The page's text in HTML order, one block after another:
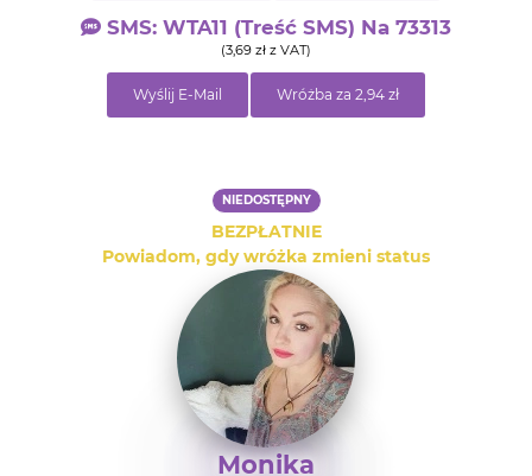
SMS: WTA11 (treść SMS) Na 73313
(3,69 zł z VAT)
Wyślij E-Mail Wróżba za 2,94 zł
NIEDOSTĘPNY
BEZPŁATNIE
Powiadom, gdy wróżka zmieni status
Monika